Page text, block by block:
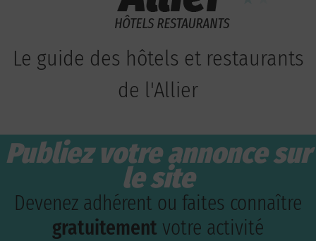
Le guide des hôtels et restaurants
de l'Allier
Publiez votre annonce sur
le site
Devenez adhérent ou faites connaître
gratuitement votre activité